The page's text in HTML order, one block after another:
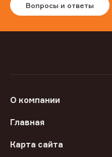
Вопросы и ответы
О компании
Главная
Карта сайта